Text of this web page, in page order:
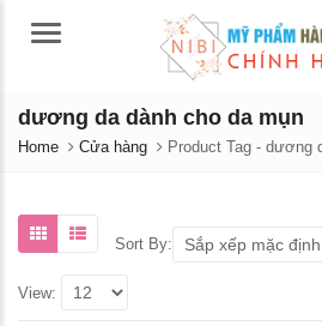
Menu
dương da dành cho da mụn
Home Cửa hàng Product Tag - dương
Sort By:
View: